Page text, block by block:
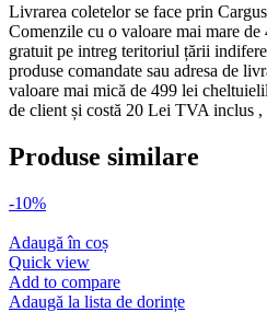
Livrarea coletelor se face prin
Comenzile cu o valoare mai mare
gratuit pe intreg teritoriul țării
produse comandate sau adresa de
valoare mai mică de 499 lei
de client și costă 20 Lei TVA inclus
Produse similare
-10%
Adaugă în coș
Quick view
Add to compare
Adaugă la lista de dorințe